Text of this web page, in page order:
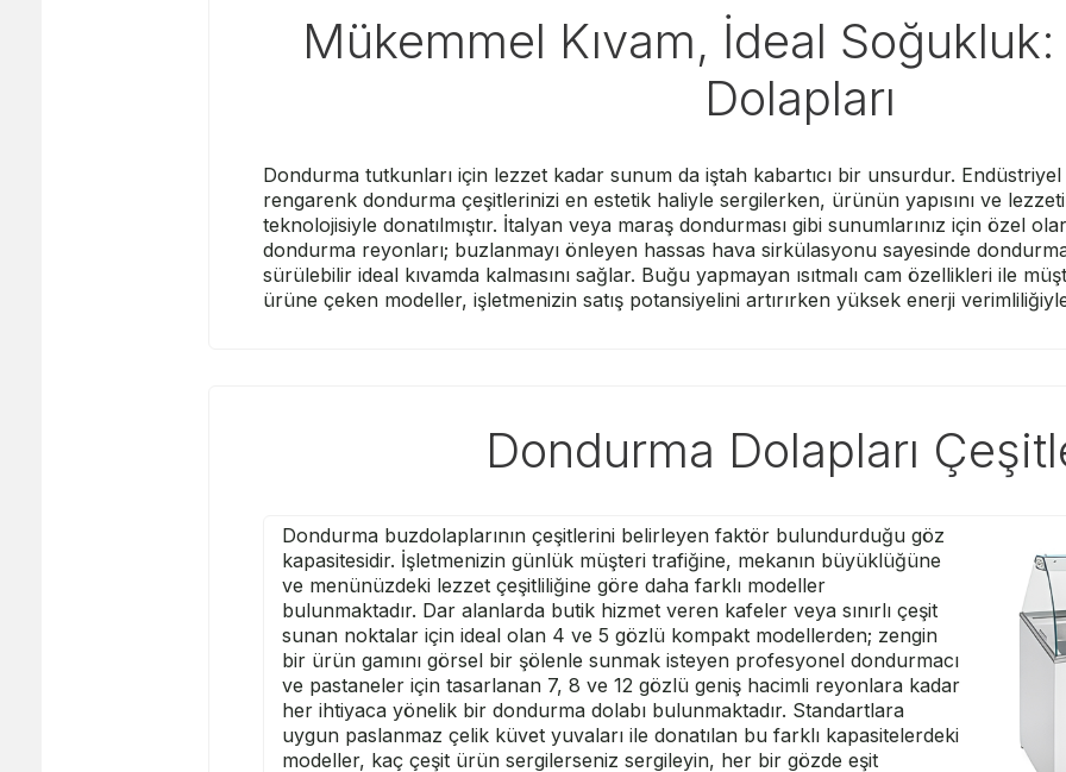
Mükemmel Kıvam, İdeal
Dolapları
Dondurma tutkunları için lezzet kadar sunum da iştah kabartıcı bir unsurdur.
rengarenk dondurma çeşitlerinizi en estetik haliyle sergilerken, ürünün yapısını ve
teknolojisiyle donatılmıştır. İtalyan veya maraş dondurması gibi sunumlarınız için özel
dondurma reyonları; buzlanmayı önleyen hassas hava sirkülasyonu sayesinde
sürülebilir ideal kıvamda kalmasını sağlar. Buğu yapmayan ısıtmalı cam özellikleri ile
ürüne çeken modeller, işletmenizin satış potansiyelini artırırken yüksek enerji
Dondurma Dolapları
Dondurma buzdolaplarının çeşitlerini belirleyen faktör bulundurduğu göz
kapasitesidir. İşletmenizin günlük müşteri trafiğine, mekanın büyüklüğüne
ve menünüzdeki lezzet çeşitliliğine göre daha farklı modeller
bulunmaktadır. Dar alanlarda butik hizmet veren kafeler veya sınırlı çeşit
sunan noktalar için ideal olan 4 ve 5 gözlü kompakt modellerden; zengin
bir ürün gamını görsel bir şölenle sunmak isteyen profesyonel dondurmacı
ve pastaneler için tasarlanan 7, 8 ve 12 gözlü geniş hacimli reyonlara kadar
her ihtiyaca yönelik bir dondurma dolabı bulunmaktadır. Standartlara
uygun paslanmaz çelik küvet yuvaları ile donatılan bu farklı kapasitelerdeki
modeller, kaç çeşit ürün sergilerseniz sergileyin, her bir gözde eşit